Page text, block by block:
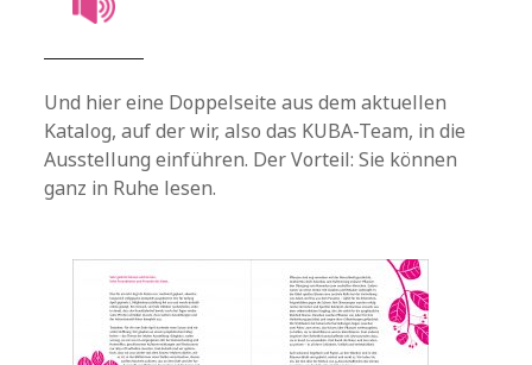
Und hier eine Doppelseite aus dem aktuellen
Katalog, auf der wir, also das KUBA-Team, in die
Ausstellung einführen. Der Vorteil: Sie können
ganz in Ruhe lesen.